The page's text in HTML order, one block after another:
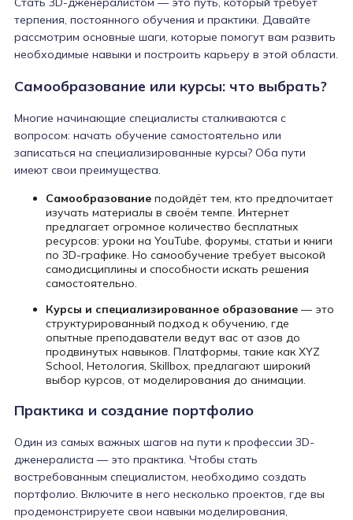
терпения, постоянного обучения и практики. Давайте
рассмотрим основные шаги, которые помогут вам развить
необходимые навыки и построить карьеру в этой области.
Самообразование или курсы: что выбрать?
Многие начинающие специалисты сталкиваются с
вопросом: начать обучение самостоятельно или
записаться на специализированные курсы? Оба пути
имеют свои преимущества.
Самообразованиеподойдёт тем, кто предпочитает
изучать материалы в своём темпе. Интернет
предлагает огромное количество бесплатных
ресурсов: уроки на YouTube, форумы, статьи и книги
по 3D-графике. Но самообучение требует высокой
самодисциплины и способности искать решения
самостоятельно.
Курсы и специализированное образование— это
структурированный подход к обучению, где
опытные преподаватели ведут вас от азов до
продвинутых навыков. Платформы, такие как XYZ
School, Нетология, Skillbox, предлагают широкий
выбор курсов, от моделирования до анимации.
Практика и создание портфолио
Один из самых важных шагов на пути к профессии 3D-
дженералиста — это практика. Чтобы стать
востребованным специалистом, необходимо создать
портфолио. Включите в него несколько проектов, где вы
продемонстрируете свои навыки моделирования,